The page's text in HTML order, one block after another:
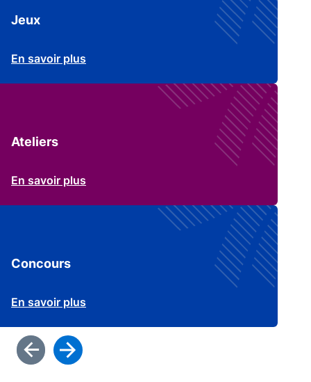
Jeux
En savoir plus
Ateliers
En savoir plus
Concours
En savoir plus